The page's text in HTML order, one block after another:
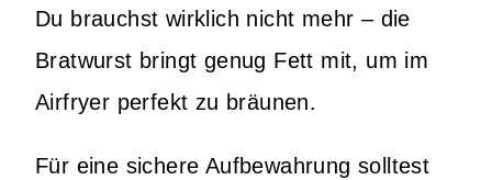
Du brauchst wirklich nicht mehr – die
Bratwurst bringt genug Fett mit, um im
Airfryer perfekt zu bräunen.
Für eine sichere Aufbewahrung solltest